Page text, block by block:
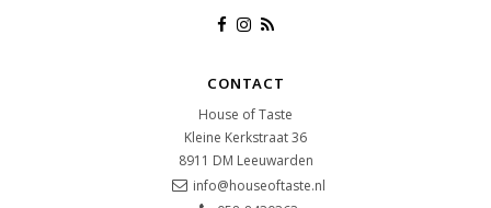
CONTACT
House of Taste
Kleine Kerkstraat 36
8911 DM Leeuwarden
info@houseoftaste.nl